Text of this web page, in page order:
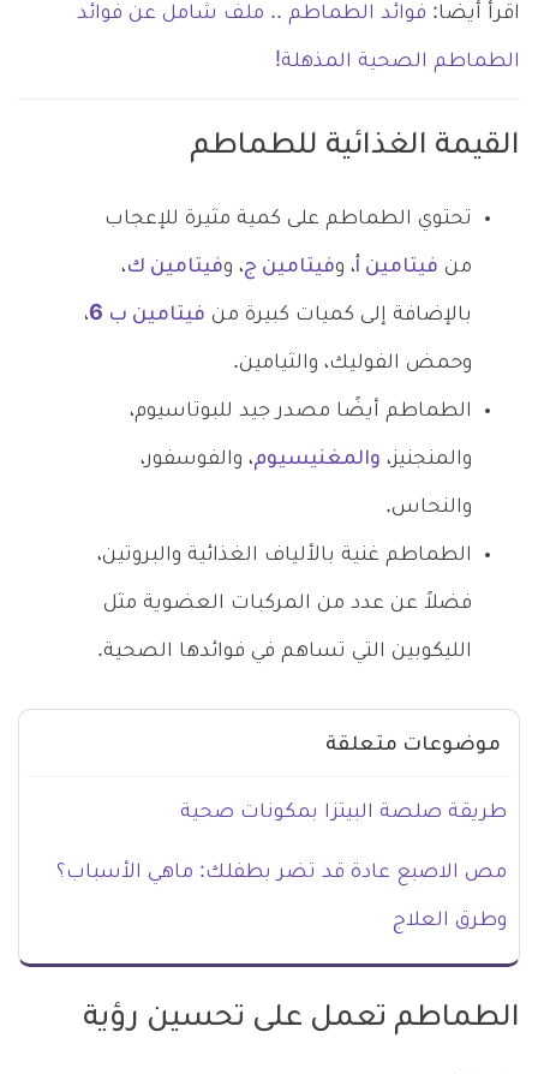
اقرأ أيضا: فوائد الطماطم .. ملف شامل عن فوائد
الطماطم الصحية المذهلة!
القيمة الغذائية للطماطم
تحتوي الطماطم على كمية مثيرة للإعجاب
من فيتامين أ، وفيتامين ج، وفيتامين ك،
بالإضافة إلى كميات كبيرة من فيتامين ب 6 ،
وحمض الفوليك، والثيامين.
الطماطم أيضًا مصدر جيد للبوتاسيوم،
والمنجنيز، والمغنيسيوم، والفوسفور،
والنحاس.
الطماطم غنية بالألياف الغذائية والبروتين،
فضلاً عن عدد من المركبات العضوية مثل
الليكوبين التي تساهم في فوائدها الصحية.
موضوعات متعلقة
طريقة صلصة البيتزا بمكونات صحية
مص الاصبع عادة قد تضر بطفلك: ماهي الأسباب؟
وطرق العلاج
الطماطم تعمل على تحسين رؤية